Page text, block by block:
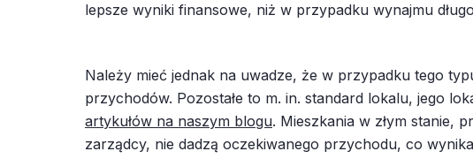
lepsze wyniki finansowe, niż w przypadku wynajmu
Należy mieć jednak na uwadze, że w przypadku tego
przychodów. Pozostałe to m. in. standard lokalu, jego
artykułów na naszym blogu. Mieszkania w złym stanie,
zarządcy, nie dadzą oczekiwanego przychodu, co